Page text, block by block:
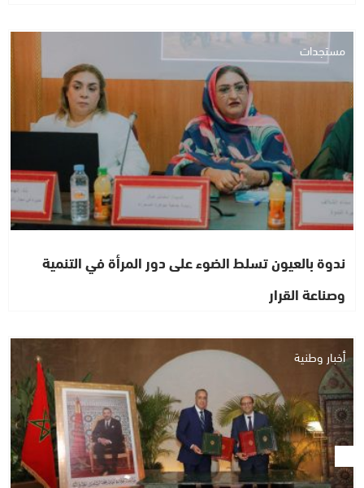
مستجدات
ندوة بالعيون تسلط الضوء على دور المرأة في التنمية
وصناعة القرار
أخبار وطنية